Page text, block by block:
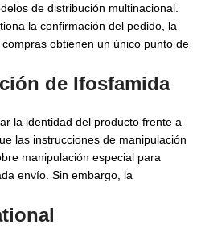
de distribución multinacional.
la confirmación del pedido, la
obtienen un único punto de
de Ifosfamida
la identidad del producto frente a
las instrucciones de manipulación
manipulación especial para
envío. Sin embargo, la